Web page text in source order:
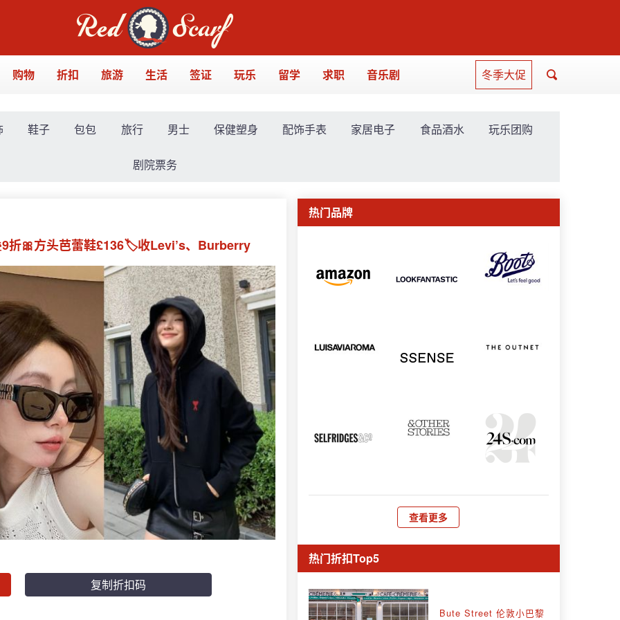
购物 折扣 旅游 生活 签证 玩乐 留学 求职 音乐剧 冬季大促
鞋子 包包 旅行 男士 保健塑身 配饰手表 家居电子 食品酒水 玩乐团购
剧院票务
折🎀方头芭蕾鞋£136🏷️收Levi’s、Burberry
复制折扣码
热门品牌
查看更多
热门折扣Top5
Bute Street 伦敦小巴黎